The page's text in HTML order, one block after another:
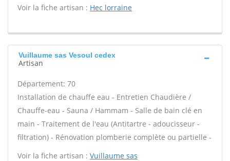
Voir la fiche artisan : Hec lorraine
Vuillaume sas Vesoul cedex
Artisan
Département: 70
Installation de chauffe eau - Entretien Chaudière /
Chauffe-eau - Sauna / Hammam - Salle de bain clé en
main - Traitement de l'eau (Antitartre - adoucisseur -
filtration) - Rénovation plomberie complète ou partielle -
Voir la fiche artisan : Vuillaume sas